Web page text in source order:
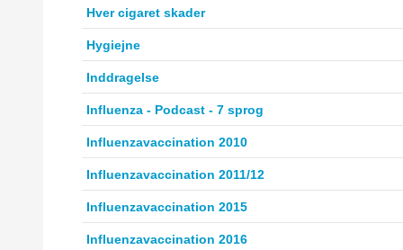
Hver cigaret skader
Hygiejne
Inddragelse
Influenza - Podcast - 7 sprog
Influenzavaccination 2010
Influenzavaccination 2011/12
Influenzavaccination 2015
Influenzavaccination 2016